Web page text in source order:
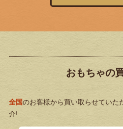
おもちゃの
全国のお客様から買い取らせていた
介!